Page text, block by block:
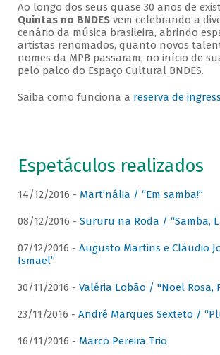
Ao longo dos seus quase 30 anos de
Quintas no BNDESvem celebrando a
cenário da música brasileira, abrindo
artistas renomados, quanto novos
nomes da MPB passaram, no início de
pelo palco do Espaço Cultural BNDES.
Saiba como funciona a reserva de
Espetáculos realizados
14/12/2016 - Mart’nália / “Em samba!”
08/12/2016 - Sururu na Roda / “Samba,
07/12/2016 - Augusto Martins e Cláudio
Ismael”
30/11/2016 - Valéria Lobão / "Noel Rosa,
23/11/2016 - André Marques Sexteto /
16/11/2016 - Marco Pereira Trio